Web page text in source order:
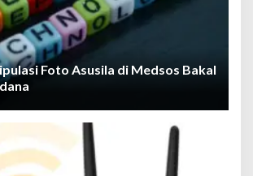
Foto Asusila di Medsos Bakal